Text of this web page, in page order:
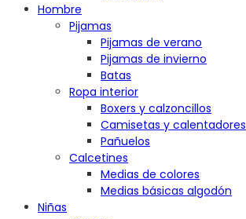
Hombre
Pijamas
Pijamas de verano
Pijamas de invierno
Batas
Ropa interior
Boxers y calzoncillos
Camisetas y calentadores
Pañuelos
Calcetines
Medias de colores
Medias básicas algodón
Niñas